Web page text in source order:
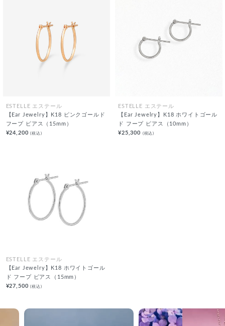
ESTELLE エステール
【Ear Jewelry】K18 ピンクゴールド
フープ ピアス（15mm）
¥24,200(税込)
ESTELLE エステール
【Ear Jewelry】K18 ホワイトゴール
ド フープ ピアス（10mm）
¥25,300 (税込)
ESTELLE エステール
【Ear Jewelry】K18 ホワイトゴール
ド フープ ピアス（15mm）
¥27,500(税込)